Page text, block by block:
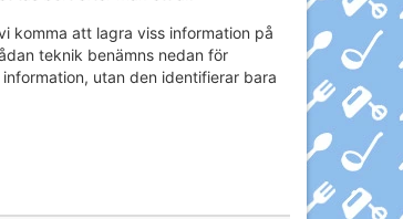
komma att lagra viss information på
teknik benämns nedan för
utan den identifierar bara